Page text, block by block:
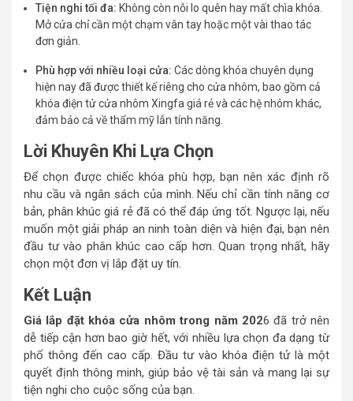
Tiện nghi tối đa: Không còn nỗi lo quên hay mất chìa khóa.
Mở cửa chỉ cần một chạm vân tay hoặc một vài thao tác
đơn giản.
Phù hợp với nhiều loại cửa: Các dòng khóa chuyên dụng
hiện nay đã được thiết kế riêng cho cửa nhôm, bao gồm cả
khóa điện tử cửa nhôm Xingfa giá rẻ và các hệ nhôm khác,
đảm bảo cả về thẩm mỹ lẫn tính năng.
Lời Khuyên Khi Lựa Chọn
Để chọn được chiếc khóa phù hợp, bạn nên xác định rõ
nhu cầu và ngân sách của mình. Nếu chỉ cần tính năng cơ
bản, phân khúc giá rẻ đã có thể đáp ứng tốt. Ngược lại, nếu
muốn một giải pháp an ninh toàn diện và hiện đại, bạn nên
đầu tư vào phân khúc cao cấp hơn. Quan trọng nhất, hãy
chọn một đơn vị lắp đặt uy tín.
Kết Luận
Giá lắp đặt khóa cửa nhôm trong năm 2026 đã trở nên
dễ tiếp cận hơn bao giờ hết, với nhiều lựa chọn đa dạng từ
phổ thông đến cao cấp. Đầu tư vào khóa điện tử là một
quyết định thông minh, giúp bảo vệ tài sản và mang lại sự
tiện nghi cho cuộc sống của bạn.